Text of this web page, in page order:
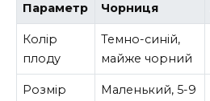
Параметр Чорниця
Колір
плоду
Темно-синій,
майже чорний
Розмір
Маленький, 5-9